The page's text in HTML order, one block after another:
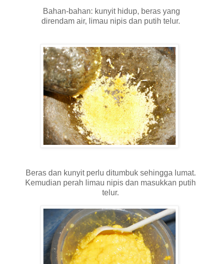
Bahan-bahan: kunyit hidup, beras yang
direndam air, limau nipis dan putih telur.
Beras dan kunyit perlu ditumbuk sehingga lumat.
Kemudian perah limau nipis dan masukkan putih
telur.